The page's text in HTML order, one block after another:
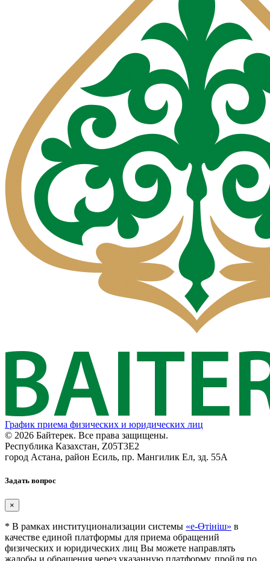
График приема физических и юридических лиц
© 2026 Байтерек. Все права защищены.
Республика Казахстан, Z05T3E2
город Астана, район Есиль, пр. Мангилик Ел, зд. 55А
Задать вопрос
×
* В рамках институционализации системы «е-Өтініш» в
качестве единой платформы для приема обращений
физических и юридических лиц Вы можете направлять
жалобы и обращения через указанную платформу, пройдя по